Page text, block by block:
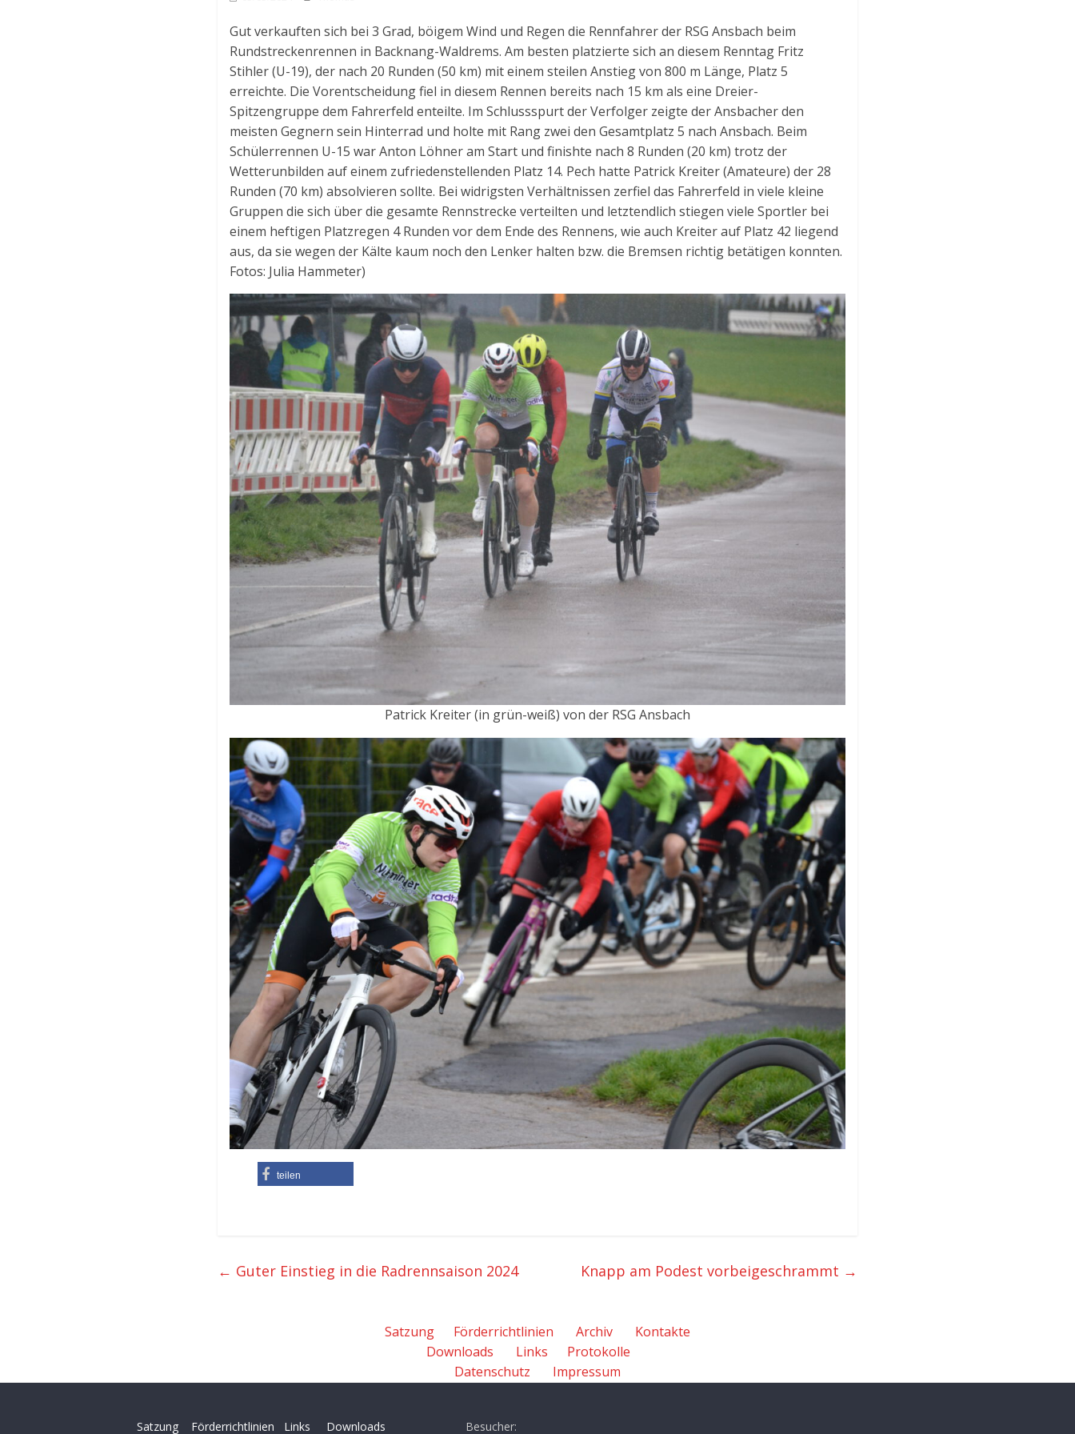
Gut verkauften sich bei 3 Grad, böigem Wind und Regen die Rennfahrer der RSG Ansbach beim
Rundstreckenrennen in Backnang-Waldrems. Am besten platzierte sich an diesem Renntag Fritz
Stihler (U-19), der nach 20 Runden (50 km) mit einem steilen Anstieg von 800 m Länge, Platz 5
erreichte. Die Vorentscheidung fiel in diesem Rennen bereits nach 15 km als eine Dreier-
Spitzengruppe dem Fahrerfeld enteilte. Im Schlussspurt der Verfolger zeigte der Ansbacher den
meisten Gegnern sein Hinterrad und holte mit Rang zwei den Gesamtplatz 5 nach Ansbach. Beim
Schülerrennen U-15 war Anton Löhner am Start und finishte nach 8 Runden (20 km) trotz der
Wetterunbilden auf einem zufriedenstellenden Platz 14. Pech hatte Patrick Kreiter (Amateure) der 28
Runden (70 km) absolvieren sollte. Bei widrigsten Verhältnissen zerfiel das Fahrerfeld in viele kleine
Gruppen die sich über die gesamte Rennstrecke verteilten und letztendlich stiegen viele Sportler bei
einem heftigen Platzregen 4 Runden vor dem Ende des Rennens, wie auch Kreiter auf Platz 42 liegend
aus, da sie wegen der Kälte kaum noch den Lenker halten bzw. die Bremsen richtig betätigen konnten.
Fotos: Julia Hammeter)
Patrick Kreiter (in grün-weiß) von der RSG Ansbach
teilen
← Guter Einstieg in die Radrennsaison 2024 Knapp am Podest vorbeigeschrammt →
Satzung Förderrichtlinien Archiv
Kontakte
Downloads
Links
Protokolle
Datenschutz
Impressum
Satzung Förderrichtlinien Links Downloads Besucher: